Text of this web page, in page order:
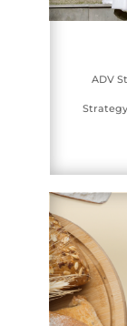
ADV
Strategy